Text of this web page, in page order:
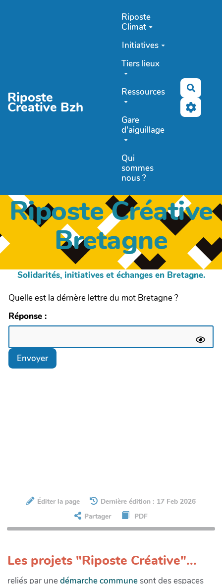
Riposte
Creative Bzh
Riposte
Climat
Initiatives
Tiers lieux
Ressources
Gare
d'aiguillage
Qui
sommes
nous ?
Riposte Créative
Bretagne
Solidarités, initiatives et échanges en Bretagne.
Quelle est la dérnère lettre du mot Bretagne ?
Réponse :
Envoyer
Éditer la page
Dernière édition : 17 Feb 2026
Partager
PDF